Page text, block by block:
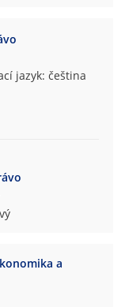
jazyk: čeština
a